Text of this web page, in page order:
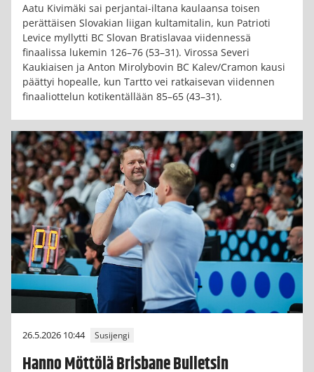
Aatu Kivimäki sai perjantai-iltana kaulaansa toisen
perättäisen Slovakian liigan kultamitalin, kun Patrioti
Levice myllytti BC Slovan Bratislavaa viidennessä
finaalissa lukemin 126–76 (53–31). Virossa Severi
Kaukiaisen ja Anton Mirolybovin BC Kalev/Cramon kausi
päättyi hopealle, kun Tartto vei ratkaisevan viidennen
finaaliottelun kotikentällään 85–65 (43–31).
26.5.2026 10:44 Susijengi
Hanno Möttölä Brisbane Bulletsin